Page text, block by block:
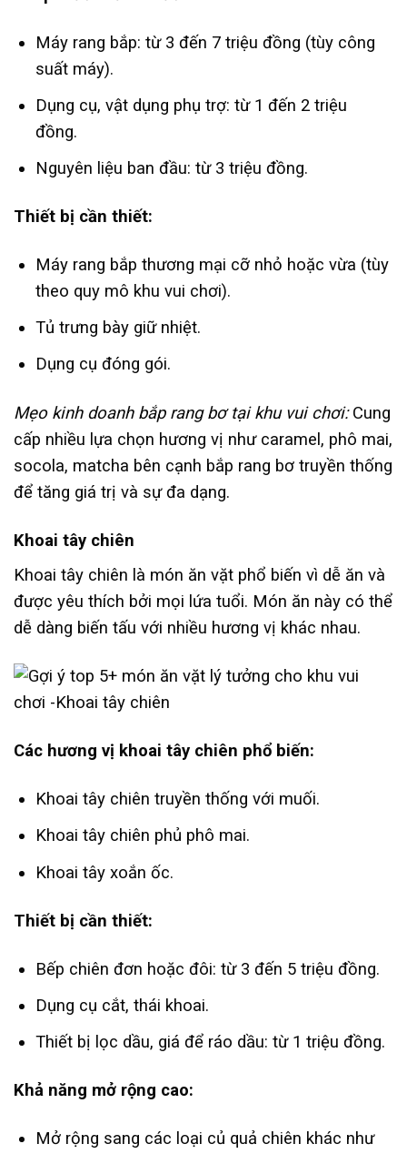
Máy rang bắp: từ 3 đến 7 triệu đồng (tùy công
suất máy).
Dụng cụ, vật dụng phụ trợ: từ 1 đến 2 triệu
đồng.
Nguyên liệu ban đầu: từ 3 triệu đồng.
Thiết bị cần thiết:
Máy rang bắp thương mại cỡ nhỏ hoặc vừa (tùy
theo quy mô khu vui chơi).
Tủ trưng bày giữ nhiệt.
Dụng cụ đóng gói.
Mẹo kinh doanh bắp rang bơ tại khu vui chơi:Cung
cấp nhiều lựa chọn hương vị như caramel, phô mai,
socola, matcha bên cạnh bắp rang bơ truyền thống
để tăng giá trị và sự đa dạng.
Khoai tây chiên
Khoai tây chiên là món ăn vặt phổ biến vì dễ ăn và
được yêu thích bởi mọi lứa tuổi. Món ăn này có thể
dễ dàng biến tấu với nhiều hương vị khác nhau.
Các hương vị khoai tây chiên phổ biến:
Khoai tây chiên truyền thống với muối.
Khoai tây chiên phủ phô mai.
Khoai tây xoắn ốc.
Thiết bị cần thiết:
Bếp chiên đơn hoặc đôi: từ 3 đến 5 triệu đồng.
Dụng cụ cắt, thái khoai.
Thiết bị lọc dầu, giá để ráo dầu: từ 1 triệu đồng.
Khả năng mở rộng cao:
Mở rộng sang các loại củ quả chiên khác như